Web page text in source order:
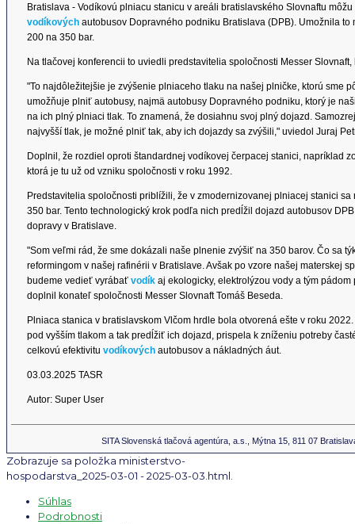
Bratislava - Vodíkovú plniacu stanicu v areáli bratislavského Slovnaftu
vodíkových autobusov Dopravného podniku Bratislava (DPB). Umožnila
200 na 350 bar.
Na tlačovej konferencii to uviedli predstavitelia spoločnosti Messer
"To najdôležitejšie je zvýšenie plniaceho tlaku na našej plničke, ktorú sme
umožňuje plniť autobusy, najmä autobusy Dopravného podniku, ktorý je
na ich plný plniaci tlak. To znamená, že dosiahnu svoj plný dojazd.
najvyšší tlak, je možné plniť tak, aby ich dojazdy sa zvýšili," uviedol Juraj
Doplnil, že rozdiel oproti štandardnej vodíkovej čerpacej stanici, napríklad
ktorá je tu už od vzniku spoločnosti v roku 1992.
Predstavitelia spoločnosti priblížili, že v zmodernizovanej plniacej stanici
350 bar. Tento technologický krok podľa nich predĺžil dojazd autobusov
dopravy v Bratislave.
"Som veľmi rád, že sme dokázali naše plnenie zvýšiť na 350 barov. Čo sa
reformingom v našej rafinérii v Bratislave. Avšak po vzore našej materskej
budeme vedieť vyrábať vodík aj ekologicky, elektrolýzou vody a tým
doplnil konateľ spoločnosti Messer Slovnaft Tomáš Beseda.
Plniaca stanica v bratislavskom Vlčom hrdle bola otvorená ešte v roku
pod vyšším tlakom a tak predĺžiť ich dojazd, prispela k zníženiu potreby
celkovú efektivitu vodíkových autobusov a nákladných áut.
03.03.2025 TASR
Autor: Super User
SITA Slovenská tlačová agentúra, a.s., Mýtna 15, 811 07
Zobrazuje sa položka ministerstvo-
hospodarstva_2025-03-01 - 2025-03-03.html.
Súhlas
Podrobnosti